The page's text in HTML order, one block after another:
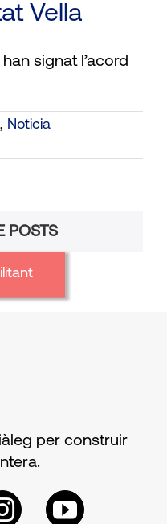
Vella
signat l’acord
, Noticia
POSTS
per construir